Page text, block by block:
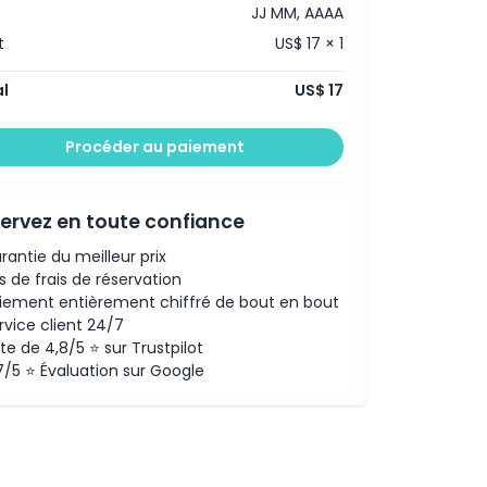
JJ MM, AAAA
US$ 17 × 1
US$ 17
Procéder au paiement
en toute confiance
du meilleur prix
de frais de réservation
entièrement chiffré de bout en bout
client 24/7
de 4,8/5 ⭐ sur Trustpilot
5 ⭐ Évaluation sur Google